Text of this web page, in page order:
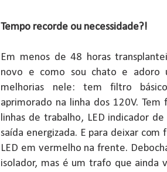
Tempo recorde ou necessidade?!
Em menos de 48 horas
novo e como sou chato e adoro
melhorias nele: tem filtro
aprimorado na linha dos 120V. Tem
linhas de trabalho, LED indicador
saída energizada. E para deixar
LED em vermelho na frente.
isolador, mas é um trafo que ainda